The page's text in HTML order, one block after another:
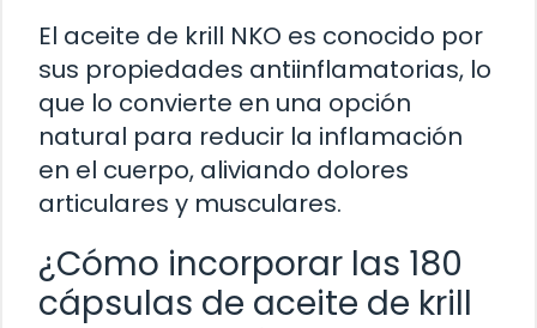
El aceite de krill NKO es conocido por
sus propiedades antiinflamatorias, lo
que lo convierte en una opción
natural para reducir la inflamación
en el cuerpo, aliviando dolores
articulares y musculares.
¿Cómo incorporar las 180
cápsulas de aceite de krill